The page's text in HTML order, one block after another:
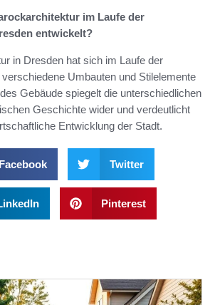
im Laufe der
entwickelt?
in Dresden hat sich im Laufe der
Umbauten und Stilelemente
Gebäude spiegelt die unterschiedlichen
Geschichte wider und verdeutlicht
Entwicklung der Stadt.
Facebook Twitter
Pinterest